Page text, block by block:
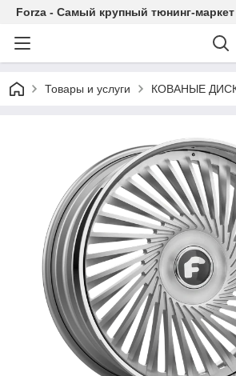
Forza - Самый крупный тюнинг-маркет
Товары и услуги КОВАНЫЕ